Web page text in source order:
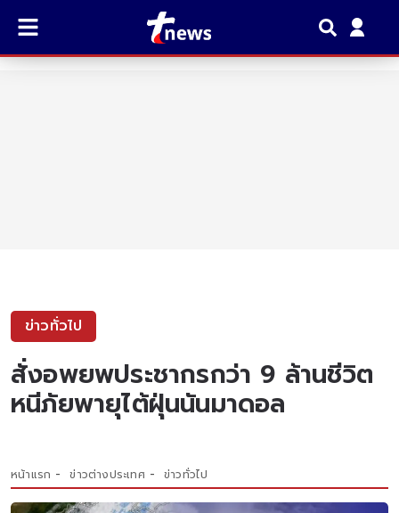
ข่าวทั่วไป
สั่งอพยพประชากรกว่า 9 ล้านชีวิต
หนีภัยพายุไต้ฝุ่นนันมาดอล
หน้าแรก ข่าวต่างประเทศ ข่าวทั่วไป